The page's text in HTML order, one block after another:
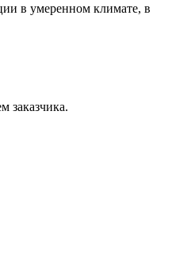
в умеренном климате, в
заказчика.